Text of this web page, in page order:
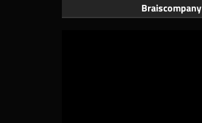
Braiscompany